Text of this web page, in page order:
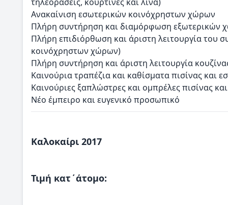
Ανακαίνιση εσωτερικών κοινόχρηστων χώρων
Πλήρη συντήρηση και διαμόρφωση εξωτερικών
Πλήρη επιδιόρθωση και άριστη λειτουργία του
κοινόχρηστων χώρων)
Πλήρη συντήρηση και άριστη λειτουργία
Καινούρια τραπέζια και καθίσματα πισίνας και
Καινούριες ξαπλώστρες και ομπρέλες πισίνας
Νέο έμπειρο και ευγενικό προσωπικό
Καλοκαίρι 2017
Τιμή κατ΄άτομο: